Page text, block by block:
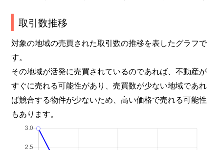
取引数推移
対象の地域の売買された取引数の推移を表したグラフで
す。
その地域が活発に売買されているのであれば、不動産が
すぐに売れる可能性があり、売買数が少ない地域であれ
ば競合する物件が少ないため、高い価格で売れる可能性
もあります。